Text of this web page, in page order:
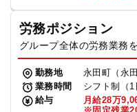
労務ポジション
グループ全体の労務業務
勤務地
永田町（永
業務時間
シフト制（1
給与
月給28万